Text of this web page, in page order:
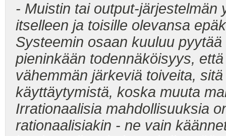
- Muistin tai output-järjestelmän
itselleen ja toisille olevansa
Systeemin osaan kuuluu
pieninkään todennäköisyys,
vähemmän järkeviä toiveita,
käyttäytymistä, koska muuta
Irrationaalisia mahdollisuuksia
rationaalisiakin - ne vain